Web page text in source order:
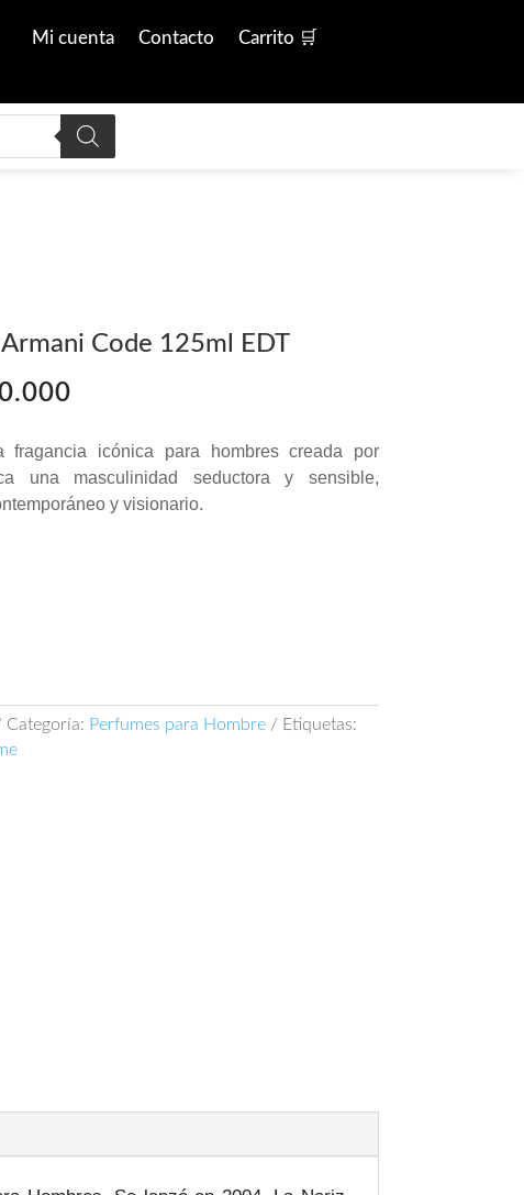
Mi cuenta Contacto Carrito 🛒
Code 125ml EDT
El
actual
es:
$ 630.000.
fragancia icónica para hombres creada por
una masculinidad seductora y sensible,
y visionario.
Categoría: Perfumes para Hombre
Etiquetas: